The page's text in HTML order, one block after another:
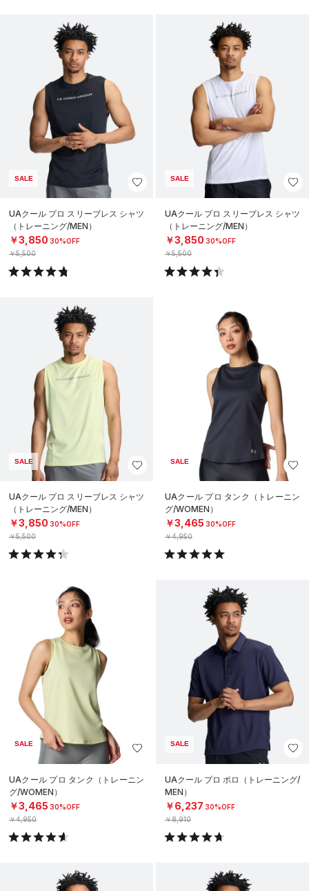
SALE
UAクール プロ スリーブレス シャツ
（トレーニング/MEN）
￥3,850 30%OFF
￥5,500
SALE
UAクール プロ スリーブレス シャツ
（トレーニング/MEN）
￥3,850 30%OFF
￥5,500
SALE
UAクール プロ スリーブレス シャツ
（トレーニング/MEN）
￥3,850 30%OFF
￥5,500
SALE
UAクール プロ タンク（トレーニン
グ/WOMEN）
￥3,465 30%OFF
￥4,950
SALE
UAクール プロ タンク（トレーニン
グ/WOMEN）
￥3,465 30%OFF
￥4,950
SALE
UAクール プロ ポロ（トレーニング/
MEN）
￥6,237 30%OFF
￥8,910